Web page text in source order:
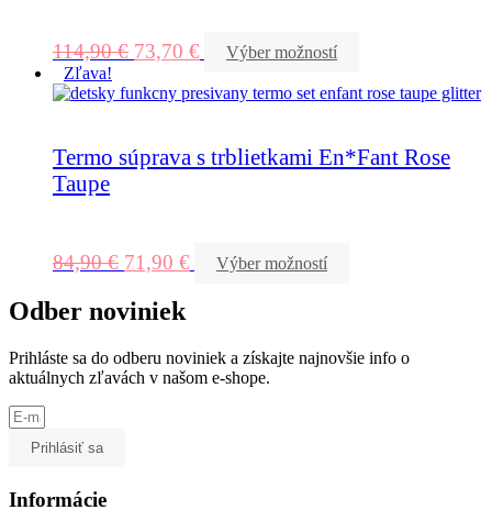
114,90€ 73,70 €
Výber možností
Zľava!
Termo súprava s trblietkami En*Fant Rose
Taupe
84,90€ 71,90 € Výber možností
Odber noviniek
Prihláste sa do odberu noviniek a získajte najnovšie info o
aktuálnych zľavách v našom e-shope.
Prihlásiť sa
Informácie